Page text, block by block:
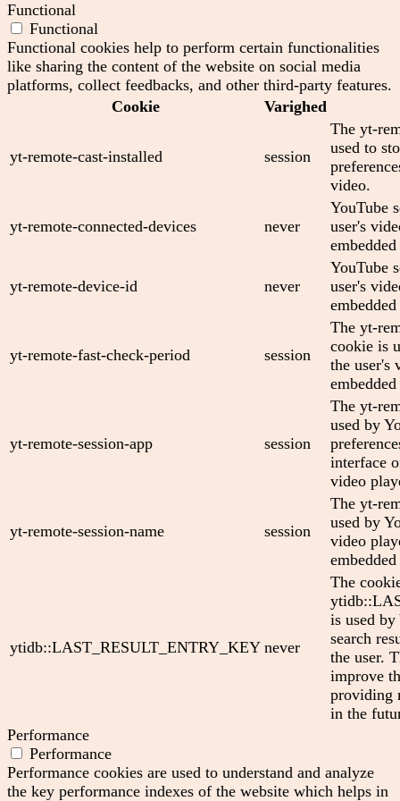
Functional
Functional
Functional cookies help to perform certain functionalities
like sharing the content of the website on social media
platforms, collect feedbacks, and other third-party features.
Cookie
Varighed
yt-remote-cast-installed session
The yt-
used to
video.
yt-remote-connected-devices never
YouTube
user's
yt-remote-device-id never
YouTube
user's
yt-remote-fast-check-period session
The yt-
cookie is
the user's
yt-remote-session-app session
The yt-
used by
interface
video
yt-remote-session-name session
The yt-
used by
video
ytidb::LAST_RESULT_ENTRY_KEY never
The
is used by
search
the user.
improve
providing
in the
Performance
Performance
Performance cookies are used to understand and analyze
the key performance indexes of the website which helps in